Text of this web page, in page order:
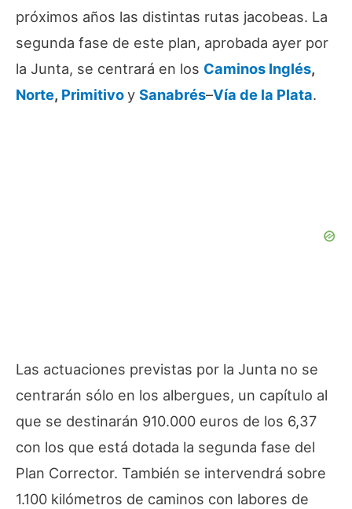
próximos años las distintas rutas jacobeas. La
segunda fase de este plan, aprobada ayer por
la Junta, se centrará en los Caminos Inglés,
Norte, Primitivoy Sanabrés–Vía de la Plata.
Las actuaciones previstas por la Junta no se
centrarán sólo en los albergues, un capítulo al
que se destinarán 910.000 euros de los 6,37
con los que está dotada la segunda fase del
Plan Corrector. También se intervendrá sobre
1.100 kilómetros de caminos con labores de